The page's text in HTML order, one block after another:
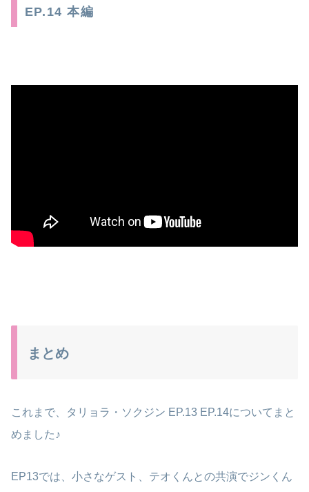
EP.14 本編
まとめ
これまで、タリョラ・ソクジン EP.13 EP.14についてまと
めました♪
EP13では、小さなゲスト、テオくんとの共演でジンくん